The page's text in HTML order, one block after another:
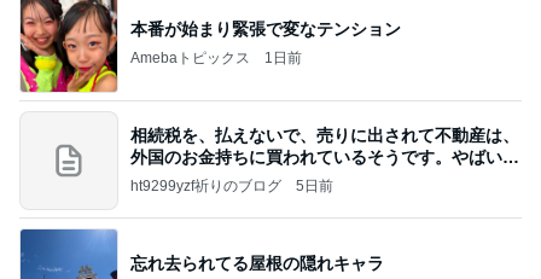
本番が始まり緊張で変なテンション
Amebaトピックス 1日前
相続税を、払えないで、売りに出されて不動産は、
外国のお金持ちに買われているそうです。やばいで
すよ
ht9299yzf祈りのブログ 5日前
忘れ去られてる屋根の隠れキャラ